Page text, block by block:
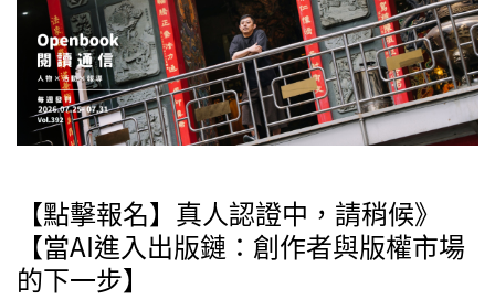
【點擊報名】真人認證中，請稍候》
【當AI進入出版鏈：創作者與版權市場
的下一步】